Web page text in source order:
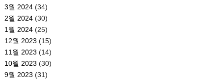
3월 2024(34)
2월 2024(30)
1월 2024(25)
12월 2023 (15)
11월 2023 (14)
10월 2023 (30)
9월 2023 (31)